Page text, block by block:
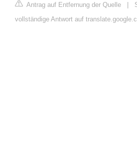
Antrag auf Entfernung der Quelle |
vollständige Antwort auf